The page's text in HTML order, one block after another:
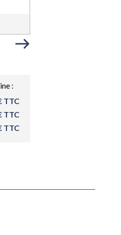
:
TTC
TTC
TTC